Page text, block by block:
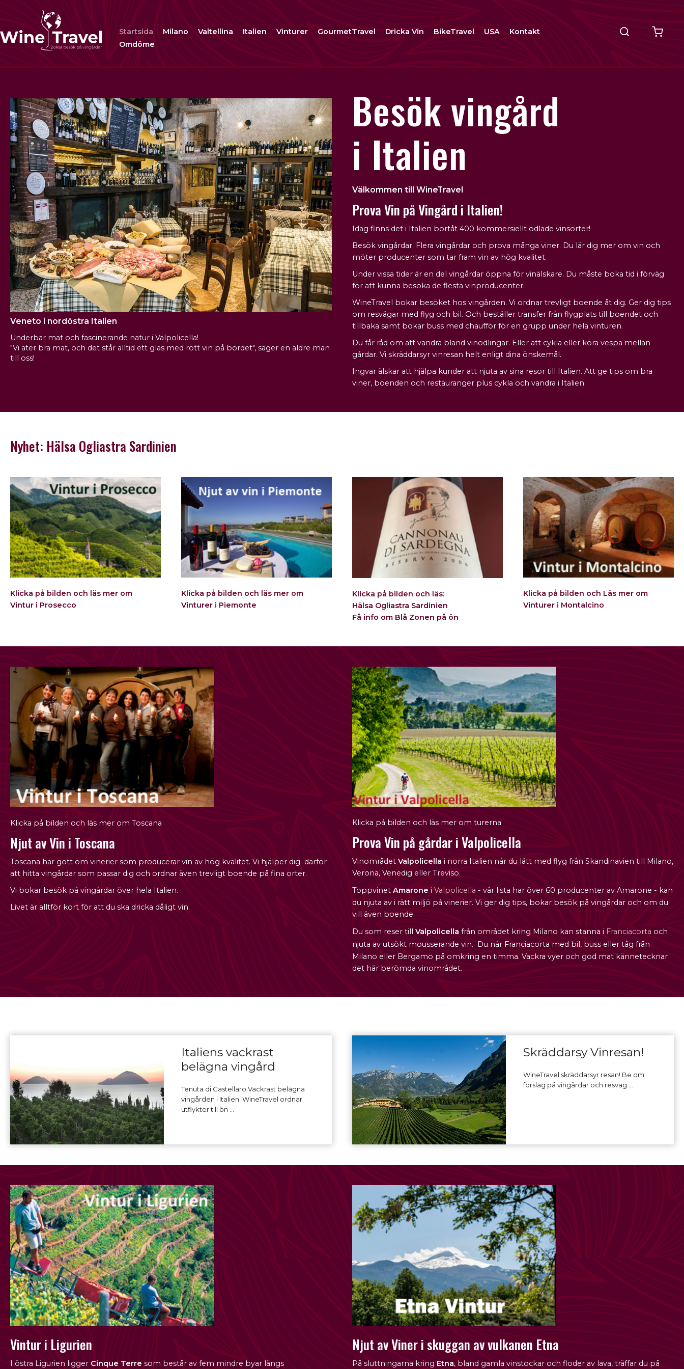
Startsida Milano Valtellina Italien Vinturer GourmetTravel Dricka Vin BikeTravel USA
Kontakt
Omdöme
Veneto i nordöstra Italien
Underbar mat och fascinerande natur i Valpolicella!
"Vi äter bra mat, och det står alltid ett glas med rött vin på bordet", säger en äldre man
till oss!
Besök vingård
i Italien
Välkommen till WineTravel
Prova Vin på Vingård i Italien!
Idag finns det i Italien bortåt 400 kommersiellt odlade vinsorter!
Besök vingårdar. Flera vingårdar och prova många viner. Du lär dig mer om vin och
möter producenter som tar fram vin av hög kvalitet.
Under vissa tider är en del vingårdar öppna för vinälskare. Du måste boka tid i förväg
för att kunna besöka de flesta vinproducenter.
WineTravel bokar besöket hos vingården. Vi ordnar trevligt boende åt dig. Ger dig tips
om resvägar med flyg och bil. Och beställer transfer från flygplats till boendet och
tillbaka samt bokar buss med chaufför för en grupp under hela vinturen.
Du får råd om att vandra bland vinodlingar. Eller att cykla eller köra vespa mellan
gårdar. Vi skräddarsyr vinresan helt enligt dina önskemål.
Ingvar älskar att hjälpa kunder att njuta av sina resor till Italien. Att ge tips om bra
viner, boenden och restauranger plus cykla och vandra i Italien
Nyhet: Hälsa Ogliastra Sardinien
Klicka på bilden och läs mer om
Vintur i Prosecco
Klicka på bilden och läs mer om
Vinturer i Piemonte
Klicka på bilden och läs:
Hälsa Ogliastra Sardinien
Få info om Blå Zonen på ön
Klicka på bilden och Läs mer om
Vinturer i Montalcino
Klicka på bilden och läs mer om Toscana
Njut av Vin i Toscana
Toscana har gott om vinerier som producerar vin av hög kvalitet. Vi hjälper dig därför
att hitta vingårdar som passar dig och ordnar även trevligt boende på fina orter.
Vi bokar besök på vingårdar över hela Italien.
Livet är alltför kort för att du ska dricka dåligt vin.
Klicka på bilden och läs mer om turerna
Prova Vin på gårdar i Valpolicella
Vinområdet Valpolicella i norra Italien når du lätt med flyg från Skandinavien till Milano,
Verona, Venedig eller Treviso.
Toppvinet Amarone i Valpolicella - vår lista har över 60 producenter av Amarone - kan
du njuta av i rätt miljö på vinerier. Vi ger dig tips, bokar besök på vingårdar och om du
vill även boende.
Du som reser till Valpolicella från området kring Milano kan stanna i Franciacorta och
njuta av utsökt mousserande vin. Du når Franciacorta med bil, buss eller tåg från
Milano eller Bergamo på omkring en timma. Vackra vyer och god mat kännetecknar
det här berömda vinområdet.
Italiens vackrast
belägna vingård
Tenuta di Castellaro Vackrast belägna
vingården i Italien. WineTravel ordnar
utflykter till ön …
Skräddarsy Vinresan!
WineTravel skräddarsyr resan! Be om
förslag på vingårdar och resväg.…
Vintur i Ligurien
I östra Ligurien ligger Cinque Terre som består av fem mindre byar längs
Njut av Viner i skuggan av vulkanen Etna
På sluttningarna kring Etna, bland gamla vinstockar och floder av lava, träffar du på